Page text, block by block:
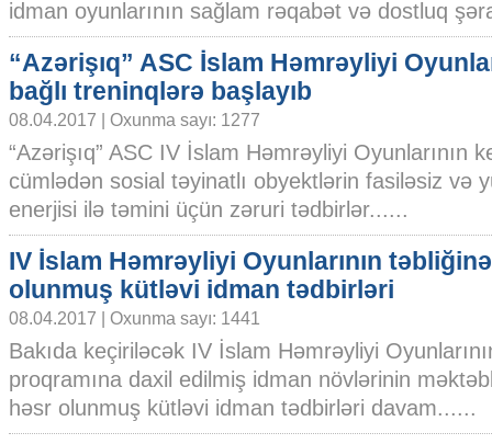
idman oyunlarının sağlam rəqabət və dostluq
“Azərişıq” ASC İslam Həmrəyliyi
bağlı treninqlərə başlayıb
08.04.2017 | Oxunma sayı: 1277
“Azərişıq” ASC IV İslam Həmrəyliyi Oyunlarının
cümlədən sosial təyinatlı obyektlərin fasiləsiz və
enerjisi ilə təmini üçün zəruri tədbirlər......
IV İslam Həmrəyliyi Oyunlarının
olunmuş kütləvi idman tədbirləri
08.04.2017 | Oxunma sayı: 1441
Bakıda keçiriləcək IV İslam Həmrəyliyi
proqramına daxil edilmiş idman növlərinin
həsr olunmuş kütləvi idman tədbirləri davam......